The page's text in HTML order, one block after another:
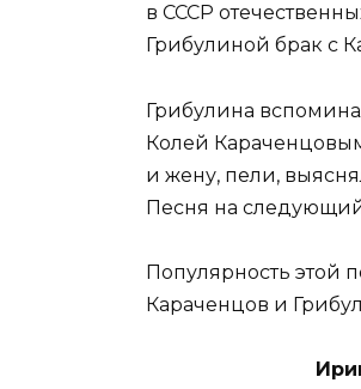
в СССР
Грибулиной брак с
Грибулина
Колей
и жену, пели,
Песня на следующий
Популярность этой
Караченцов и